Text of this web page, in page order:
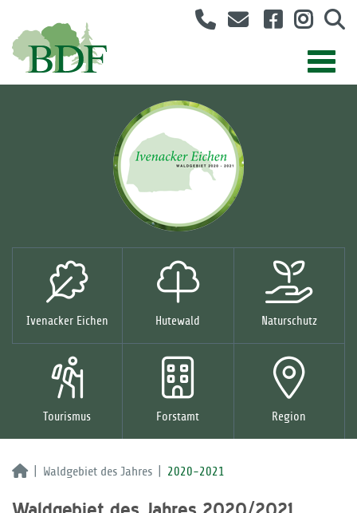
Ivenacker Eichen Hutewald Naturschutz
Tourismus Forstamt Region
Waldgebiet des Jahres 2020-2021